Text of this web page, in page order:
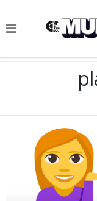
NOTICIAS
CIENCIA Y
SOCIEDAD